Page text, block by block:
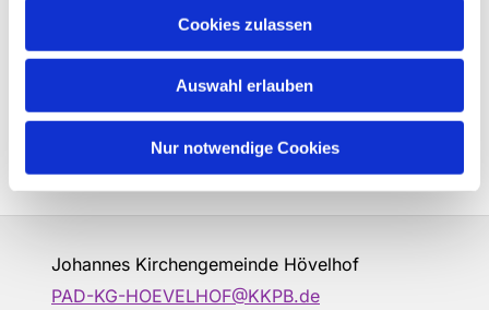
Cookies zulassen
Auswahl erlauben
Nur notwendige Cookies
Johannes Kirchengemeinde Hövelhof
PAD-KG-HOEVELHOF@KKPB.de